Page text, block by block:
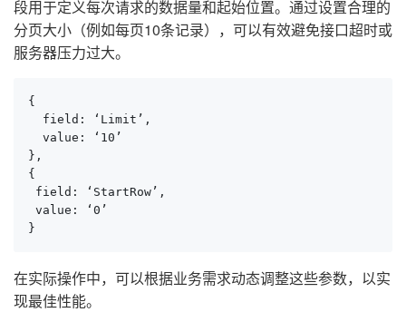
段用于定义每次请求的数据量和起始位置。通过设置合理的
分页大小（例如每页10条记录），可以有效避免接口超时或
服务器压力过大。
{
  field: ‘Limit’,
  value: ‘10’
},
{
field: ‘StartRow’,
value: ‘0’
}
在实际操作中，可以根据业务需求动态调整这些参数，以实
现最佳性能。